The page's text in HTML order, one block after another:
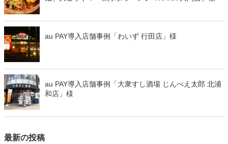
au PAY導入店舗事例「わいず 行田店」様
au PAY導入店舗事例「大衆すし酒場 じんべえ太郎 北浦
和店」様
最新の投稿